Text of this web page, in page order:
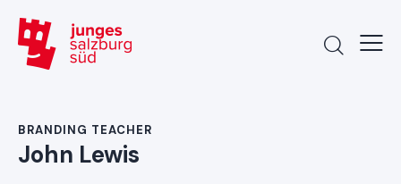
BRANDING TEACHER
John Lewis